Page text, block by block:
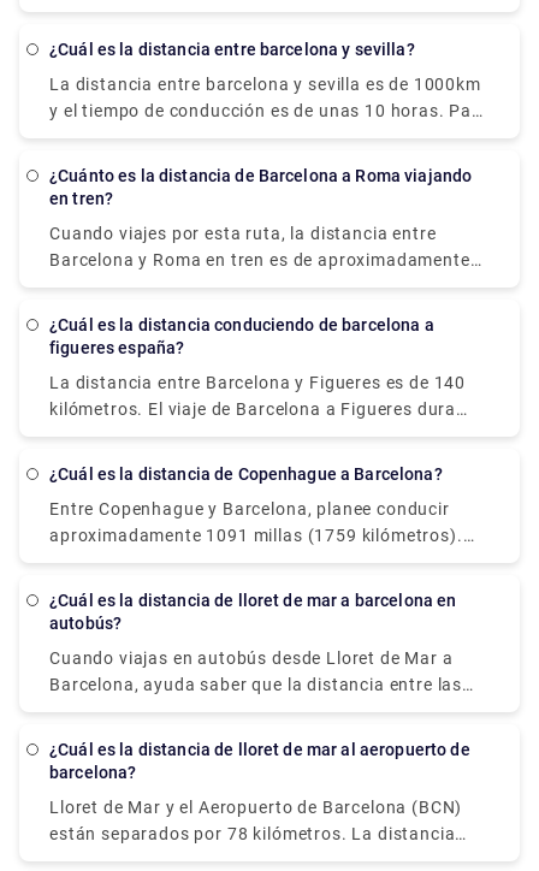
Barcelona es en avión, que tarda 2 horas y 15
¿Cuál es la distancia entre barcelona y sevilla?
La distancia entre barcelona y sevilla es de 1000km
y el tiempo de conducción es de unas 10 horas. Para
reservar un traslado privado, ¡consúltenos hoy
¿Cuánto es la distancia de Barcelona a Roma viajando
en tren?
Cuando viajes por esta ruta, la distancia entre
Barcelona y Roma en tren es de aproximadamente
859 kms.
¿Cuál es la distancia conduciendo de barcelona a
figueres españa?
La distancia entre Barcelona y Figueres es de 140
kilómetros. El viaje de Barcelona a Figueres dura
alrededor de 1h 28m.
¿Cuál es la distancia de Copenhague a Barcelona?
Entre Copenhague y Barcelona, planee conducir
aproximadamente 1091 millas (1759 kilómetros).
Aarhus, una ciudad histórica en la costa este de
una de las excursiones de un día más populares
¿Cuál es la distancia de lloret de mar a barcelona en
autobús?
Cuando viajas en autobús desde Lloret de Mar a
Barcelona, ayuda saber que la distancia entre las
dos ciudades es aproximadamente de 66 kilómetros
rydeu! - tener una experiencia de viaje sin estrés con
en transporte privado premium.
¿Cuál es la distancia de lloret de mar al aeropuerto de
barcelona?
Lloret de Mar y el Aeropuerto de Barcelona (BCN)
están separados por 78 kilómetros. La distancia
total recorrida es de 90,4 kilómetros. Reservar una